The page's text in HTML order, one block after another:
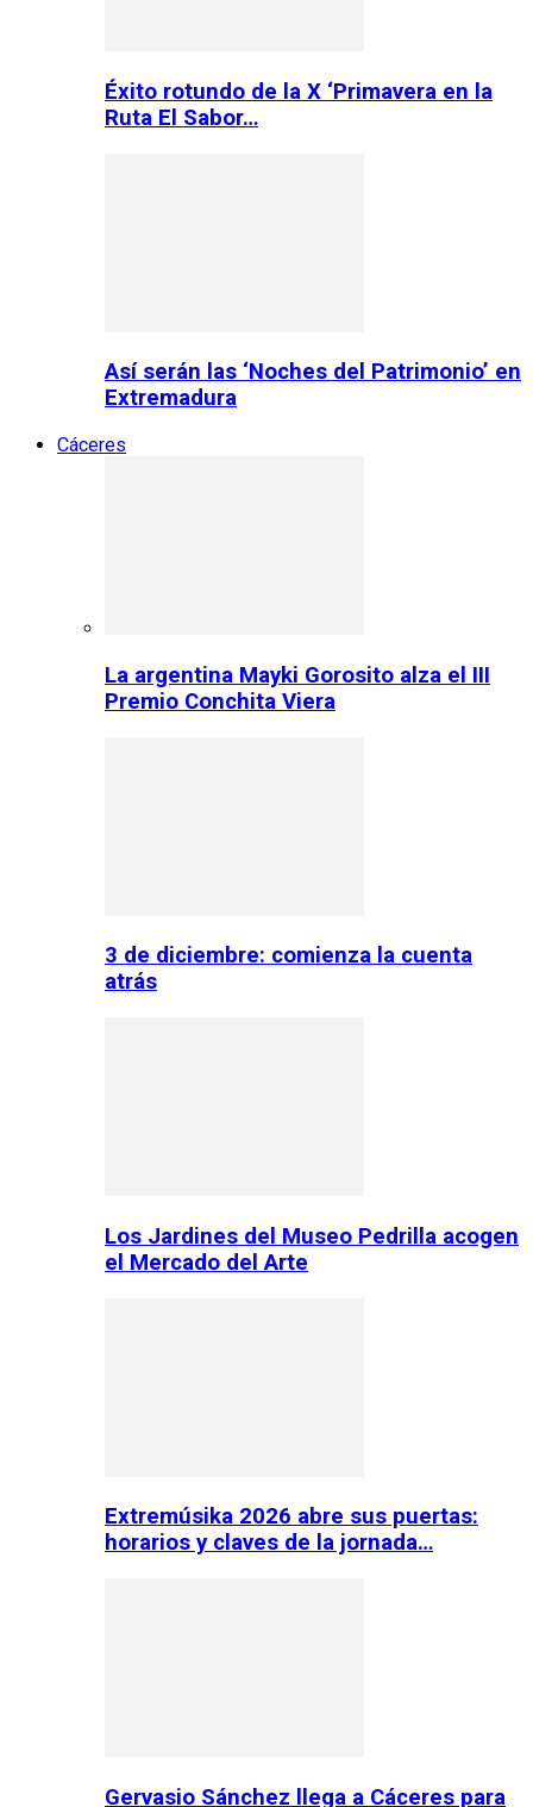
Éxito rotundo de la X ‘Primavera en la
Ruta El Sabor…
Así serán las ‘Noches del Patrimonio’ en
Extremadura
Cáceres
La argentina Mayki Gorosito alza el III
Premio Conchita Viera
3 de diciembre: comienza la cuenta
atrás
Los Jardines del Museo Pedrilla acogen
el Mercado del Arte
Extremúsika 2026 abre sus puertas:
horarios y claves de la jornada…
Gervasio Sánchez llega a Cáceres para